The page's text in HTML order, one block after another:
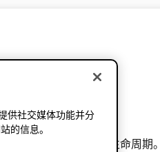
iD 贯穿研究数据生命周期。
供社交媒体功能并分
的信息。